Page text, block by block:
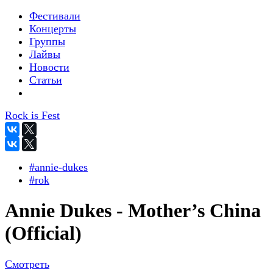
Фестивали
Концерты
Группы
Лайвы
Новости
Статьи
Rock is Fest
#annie-dukes
#rok
Annie Dukes - Mother’s China
(Official)
Смотреть